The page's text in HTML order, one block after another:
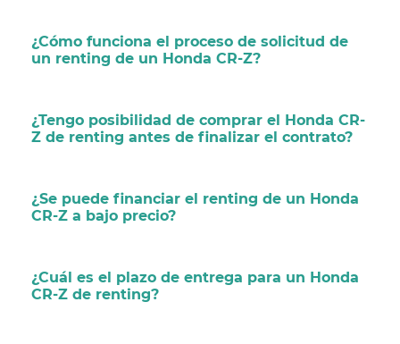
¿Cómo funciona el proceso de solicitud de
un renting de un Honda CR-Z?
¿Tengo posibilidad de comprar el Honda CR-
Z de renting antes de finalizar el contrato?
¿Se puede financiar el renting de un Honda
CR-Z a bajo precio?
¿Cuál es el plazo de entrega para un Honda
CR-Z de renting?